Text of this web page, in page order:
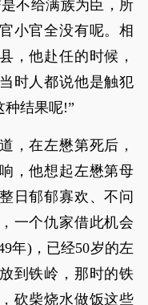
不给满族为臣，所
小官全没有呢。相
，他赴任的时候，
时人都说他是触犯
种结果呢!”
，在左懋第死后，
，他想起左懋第母
日郁郁寡欢、不问
一个仇家借此机会
年)，已经50岁的左
到铁岭，那时的铁
砍柴烧水做饭这些